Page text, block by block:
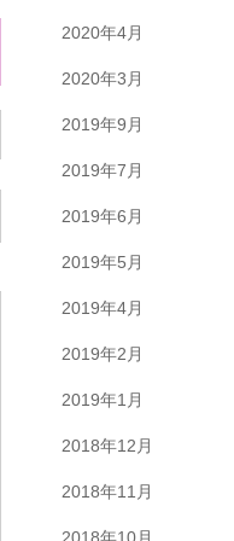
2020年4月
2020年3月
2019年9月
2019年7月
2019年6月
2019年5月
2019年4月
2019年2月
2019年1月
2018年12月
2018年11月